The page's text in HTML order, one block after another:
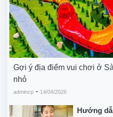
Gợi ý địa điểm vui chơi ở
nhỏ
admincp - 14/04/2026
Hướng